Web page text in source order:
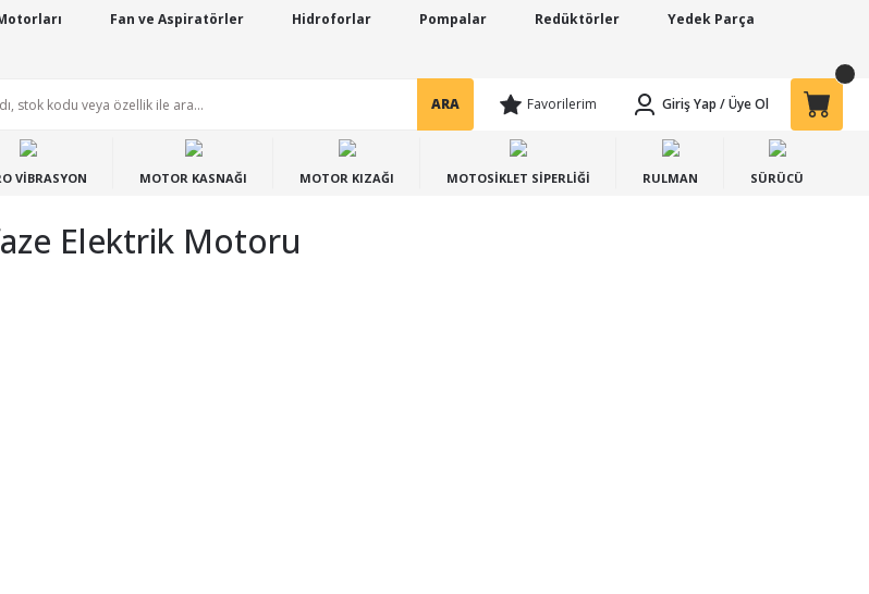
Fan ve Aspiratörler Hidroforlar Pompalar Redüktörler Yedek Parça
ARA Favorilerim Giriş Yap /Üye Ol
VİBRASYON MOTOR KASNAĞI MOTOR KIZAĞI MOTOSİKLET SİPERLİĞİ RULMAN SÜRÜCÜ
Elektrik Motoru